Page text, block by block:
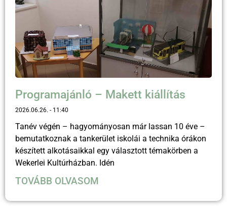
Programajánló – Makett kiállítás
2026.06.26. 11:40
Tanév végén – hagyományosan már lassan 10 éve –
bemutatkoznak a tankerület iskolái a technika órákon
készített alkotásaikkal egy választott témakörben a
Wekerlei Kultúrházban. Idén
TOVÁBB OLVASOM